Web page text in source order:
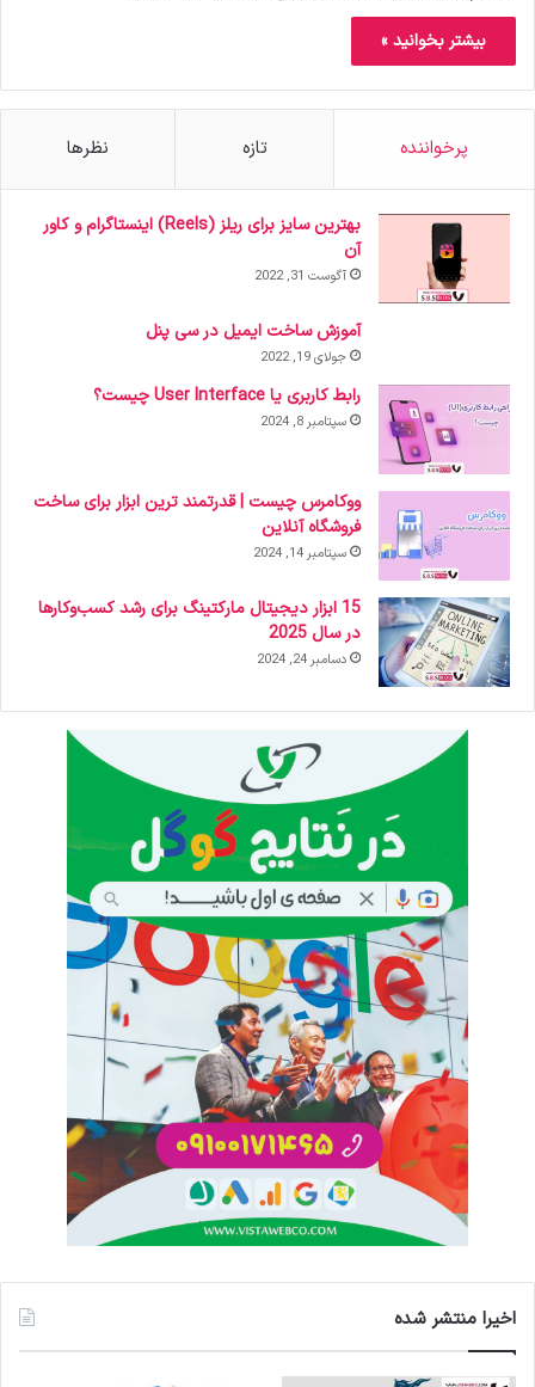
بیشتر بخوانید »
پرخواننده تازه نظرها
بهترین سایز برای ریلز (Reels) اینستاگرام و کاور
آن
آگوست 31, 2022
آموزش ساخت ایمیل در سی پنل
جولای 19, 2022
رابط کاربری یا User Interface چیست؟
سپتامبر 8, 2024
ووکامرس چیست | قدرتمند ترین ابزار برای ساخت
فروشگاه آنلاین
سپتامبر 14, 2024
15 ابزار دیجیتال مارکتینگ برای رشد کسب‌وکارها
در سال 2025
دسامبر 24, 2024
اخیرا منتشر شده